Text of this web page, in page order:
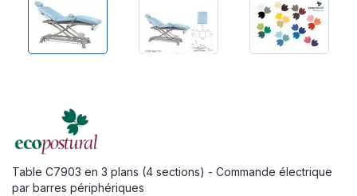
Table C7903 en 3 plans (4 sections) - Commande électrique
par barres périphériques